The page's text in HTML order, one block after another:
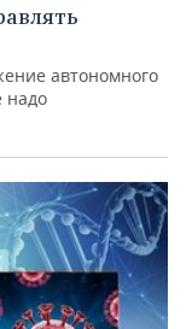
автономного
надо